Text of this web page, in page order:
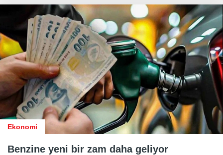
Ekonomi
Benzine yeni bir zam daha geliyor